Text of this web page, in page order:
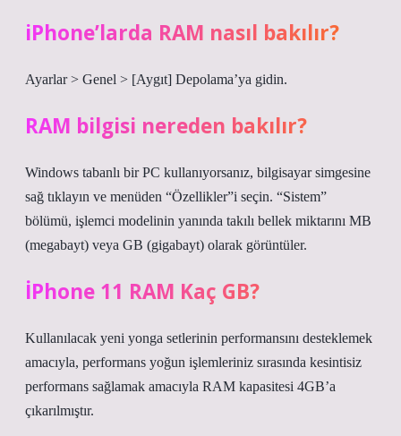
iPhone’larda RAM nasıl bakılır?
Ayarlar > Genel > [Aygıt] Depolama’ya gidin.
RAM bilgisi nereden bakılır?
Windows tabanlı bir PC kullanıyorsanız, bilgisayar simgesine
sağ tıklayın ve menüden “Özellikler”i seçin. “Sistem”
bölümü, işlemci modelinin yanında takılı bellek miktarını MB
(megabayt) veya GB (gigabayt) olarak görüntüler.
İPhone 11 RAM Kaç GB?
Kullanılacak yeni yonga setlerinin performansını desteklemek
amacıyla, performans yoğun işlemleriniz sırasında kesintisiz
performans sağlamak amacıyla RAM kapasitesi 4GB’a
çıkarılmıştır.